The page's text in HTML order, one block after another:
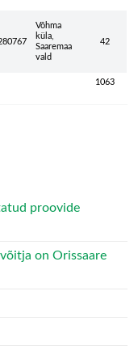
Võhma
küla,
Saaremaa
vald
42
1063
proovide
on Orissaare